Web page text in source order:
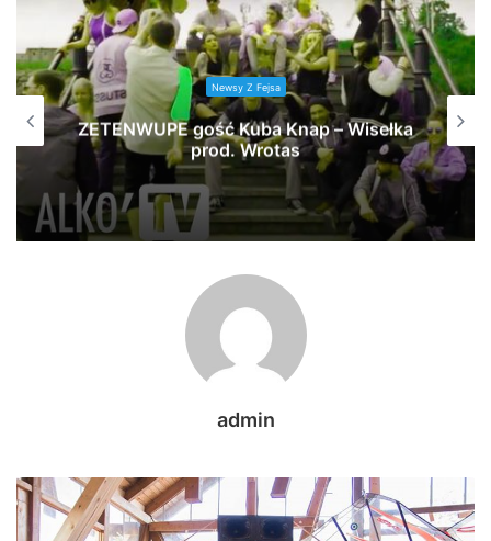
Newsy Z Fejsa
ZETENWUPE gość Kuba Knap – Wisełka
prod. Wrotas
admin